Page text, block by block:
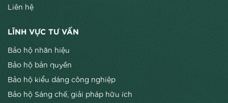
Liên hệ
LĨNH VỰC TƯ VẤN
Bảo hộ nhãn hiệu
Bảo hộ bản quyền
Bảo hộ kiểu dáng công nghiệp
Bảo hộ Sáng chế, giải pháp hữu ích